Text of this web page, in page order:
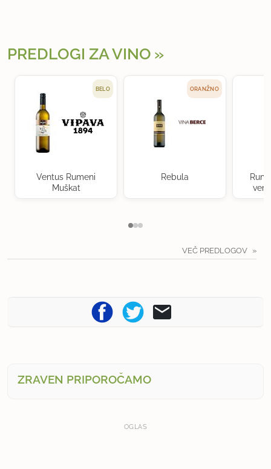
PREDLOGI ZA VINO
BELO
Ventus Rumeni
Muškat
ORANŽNO
Rebula
VEČ PREDLOGOV
ZRAVEN PRIPOROČAMO
OGLAS